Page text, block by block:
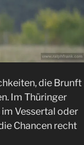
die Brunft
Im Thüringer
im Vessertal oder
Chancen recht